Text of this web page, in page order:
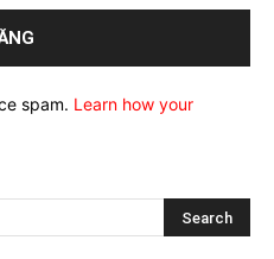
spam. Learn how your